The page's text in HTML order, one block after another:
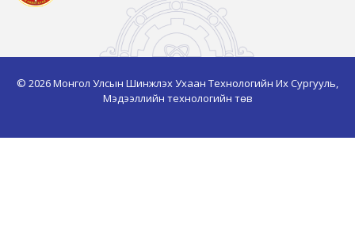
© 2026 Монгол Улсын Шинжлэх Ухаан Технологийн Их Сургууль,
Мэдээллийн технологийн төв